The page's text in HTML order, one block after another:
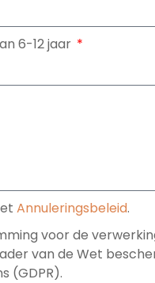
6-12 jaar
Annuleringsbeleid.
voor de
van de Wet
(GDPR).